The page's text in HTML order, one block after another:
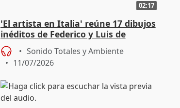
02:17
'El artista en Italia' reúne 17 dibujos
inéditos de Federico y Luis de
Madrazo
Sonido Totales y Ambiente
11/07/2026